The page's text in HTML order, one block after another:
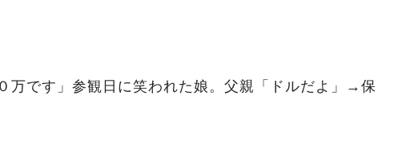
万です」参観日に笑われた娘。父親「ドルだよ」→保